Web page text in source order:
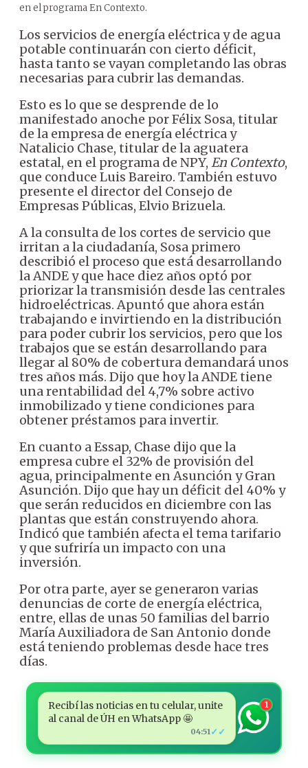
en el programa En Contexto.
Los servicios de energía eléctrica y de agua
potable continuarán con cierto déficit,
hasta tanto se vayan completando las obras
necesarias para cubrir las demandas.
Esto es lo que se desprende de lo
manifestado anoche por Félix Sosa, titular
de la empresa de energía eléctrica y
Natalicio Chase, titular de la aguatera
estatal, en el programa de NPY, En Contexto,
que conduce Luis Bareiro. También estuvo
presente el director del Consejo de
Empresas Públicas, Elvio Brizuela.
A la consulta de los cortes de servicio que
irritan a la ciudadanía, Sosa primero
describió el proceso que está desarrollando
la ANDE y que hace diez años optó por
priorizar la transmisión desde las centrales
hidroeléctricas. Apuntó que ahora están
trabajando e invirtiendo en la distribución
para poder cubrir los servicios, pero que los
trabajos que se están desarrollando para
llegar al 80% de cobertura demandará unos
tres años más. Dijo que hoy la ANDE tiene
una rentabilidad del 4,7% sobre activo
inmobilizado y tiene condiciones para
obtener préstamos para invertir.
En cuanto a Essap, Chase dijo que la
empresa cubre el 32% de provisión del
agua, principalmente en Asunción y Gran
Asunción. Dijo que hay un déficit del 40% y
que serán reducidos en diciembre con las
plantas que están construyendo ahora.
Indicó que también afecta el tema tarifario
y que sufriría un impacto con una
inversión.
Por otra parte, ayer se generaron varias
denuncias de corte de energía eléctrica,
entre, ellas de unas 50 familias del barrio
María Auxiliadora de San Antonio donde
está teniendo problemas desde hace tres
días.
Recibí las noticias en tu celular, unite
al canal de ÚH en WhatsApp 🤩
04:51 ✓✓
1